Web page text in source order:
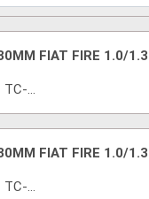
FIAT FIRE 1.0/1.3
TC-
18
FIAT FIRE 1.0/
TC-